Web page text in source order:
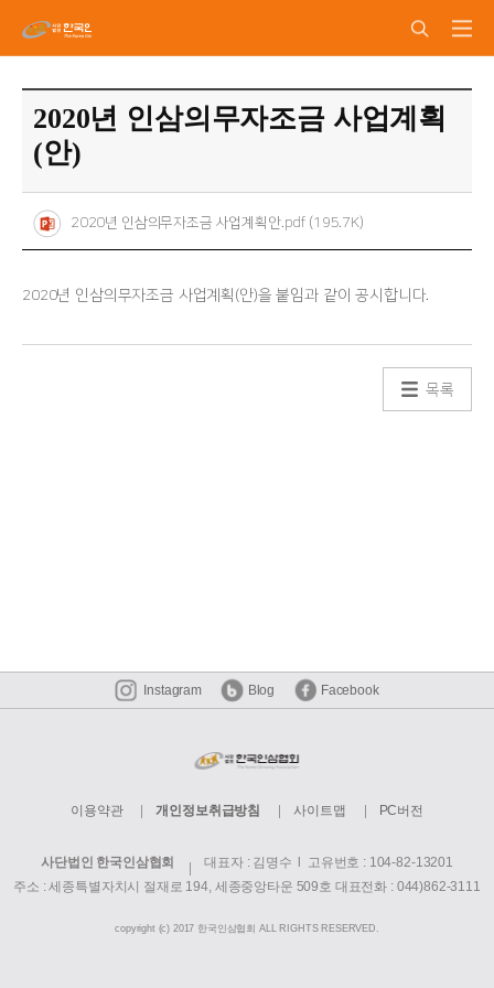
2020년 인삼의무자조금 사업계획
(안)
2020년 인삼의무자조금 사업계획안.pdf (195.7K)
2020년 인삼의무자조금 사업계획(안)을 붙임과 같이 공시합니다.
목록
Instagram Blog Facebook
이용약관 개인정보취급방침 사이트맵 PC버전
사단법인 한국인삼협회
대표자 : 김명수 l 고유번호 : 104-82-13201
주소 : 세종특별자치시 절재로 194, 세종중앙타운 509호 대표전화 : 044)862-3111
copyright (c) 2017 한국인삼협회 ALL RIGHTS RESERVED.